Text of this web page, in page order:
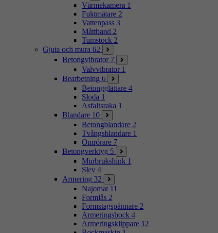
Värmekamera 1
Fuktmätare 2
Vattenpass 3
Måttband 2
Tumstock 2
Gjuta och mura 62
Betongvibrator 7
Valvvibrator 1
Bearbetning 6
Betongglättare 4
Sloda 1
Asfaltsraka 1
Blandare 10
Betongblandare 2
Tvångsblandare 1
Omrörare 7
Betongverktyg 5
Murbrukshink 1
Slev 4
Armering 32
Najomat 11
Formlås 2
Formstagspännare 2
Armeringsbock 4
Armeringsklippare 12